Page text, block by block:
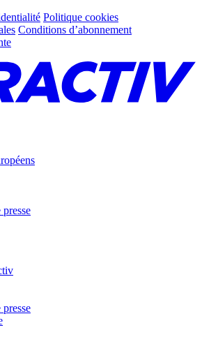
Politique cookies
Conditions d’abonnement